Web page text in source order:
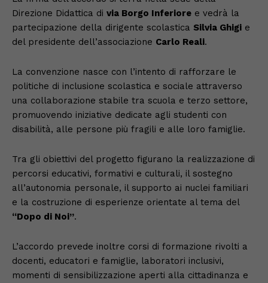
Direzione Didattica di via Borgo Inferiore e vedrà la
partecipazione della dirigente scolastica Silvia Ghigi e
del presidente dell’associazione Carlo Reali.
La convenzione nasce con l’intento di rafforzare le
politiche di inclusione scolastica e sociale attraverso
una collaborazione stabile tra scuola e terzo settore,
promuovendo iniziative dedicate agli studenti con
disabilità, alle persone più fragili e alle loro famiglie.
Tra gli obiettivi del progetto figurano la realizzazione di
percorsi educativi, formativi e culturali, il sostegno
all’autonomia personale, il supporto ai nuclei familiari
e la costruzione di esperienze orientate al tema del
“Dopo di Noi”.
L’accordo prevede inoltre corsi di formazione rivolti a
docenti, educatori e famiglie, laboratori inclusivi,
momenti di sensibilizzazione aperti alla cittadinanza e